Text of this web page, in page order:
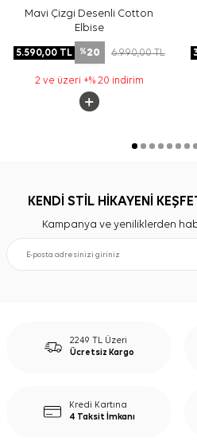
Mavi Çizgi Desenli Cotton
Elbise
5.590,00TL %20 6.990,00TL
2 ve üzeri +% 20 indirim
KENDİ STİL HİKAYENİ
Kampanya ve yeniliklerden
2249 TL Üzeri
Ücretsiz Kargo
Kredi Kartına
4 Taksit İmkanı